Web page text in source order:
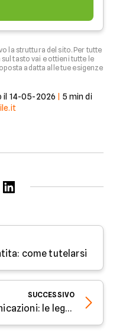
la struttura del sito. Per tutte
tasto vai e ottieni tutte le
adatta alle tue esigenze
14-05-2026 5 min di
come tutelarsi
SUCCESSIVO
La normativa sulle telecomunicazioni: le leggi principali